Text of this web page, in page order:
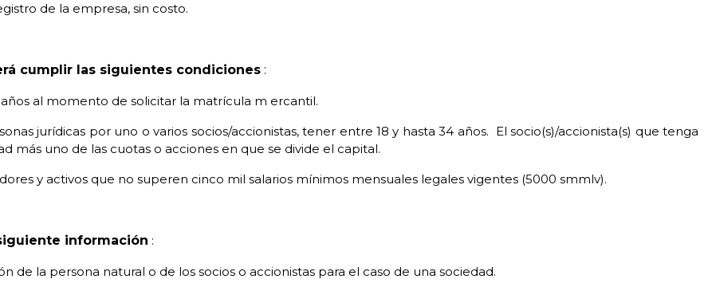
de la empresa, sin costo.
cumplir las siguientes condiciones :
al momento de solicitar la matrícula m ercantil.
jurídicas por uno o varios socios/accionistas, tener entre 18 y hasta 34 años. El socio(s)/accionista(s) que tenga
más uno de las cuotas o acciones en que se divide el capital.
y activos que no superen cinco mil salarios mínimos mensuales legales vigentes (5000 smmlv).
información :
la persona natural o de los socios o accionistas para el caso de una sociedad.